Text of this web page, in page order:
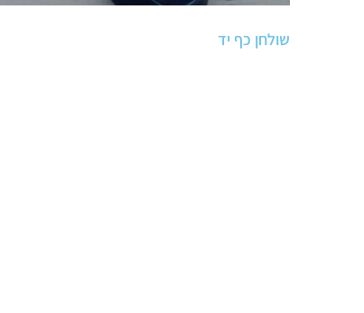
שולחן כף יד